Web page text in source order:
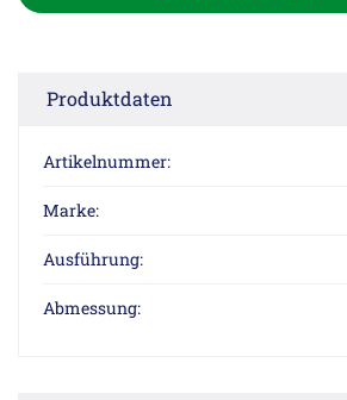
Produktdaten
Artikelnummer:
Marke:
Ausführung:
Abmessung: